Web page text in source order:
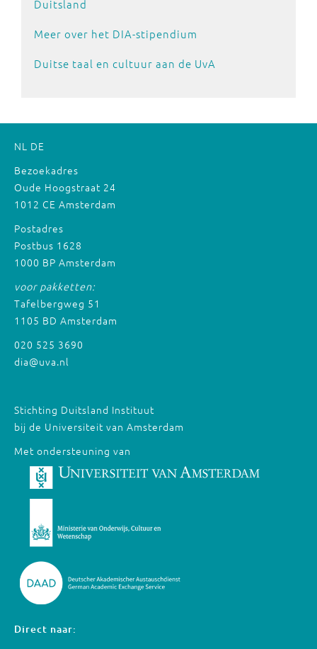
Duitsland
Meer over het DIA-stipendium
Duitse taal en cultuur aan de UvA
NL DE
Bezoekadres
Oude Hoogstraat 24
1012 CE Amsterdam
Postadres
Postbus 1628
1000 BP Amsterdam
voor pakketten:
Tafelbergweg 51
1105 BD Amsterdam
020 525 3690
dia@uva.nl
Stichting Duitsland Instituut
bij de Universiteit van Amsterdam
Met ondersteuning van
Direct naar: